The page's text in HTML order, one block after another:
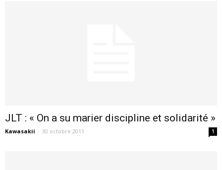
JLT : « On a su marier discipline et solidarité »
Kawasakii - 30 octobre 2011 1